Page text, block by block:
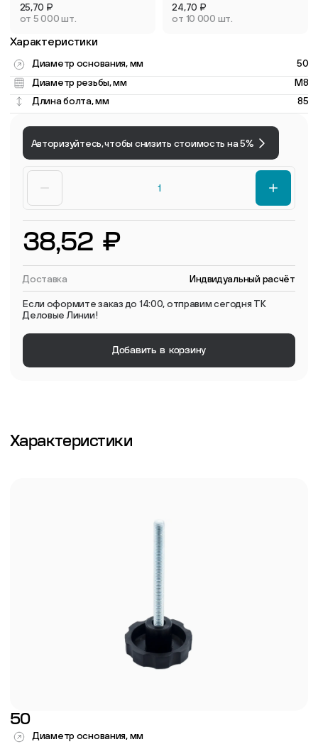
25,70 ₽
от 5 000 шт.
24,70 ₽
от 10 000 шт.
Характеристики
Диаметр основания, мм
50
Диаметр резьбы, мм
M8
Длина болта, мм
85
Авторизуйтесь, чтобы снизить стоимость на 5%
38,52 ₽
Доставка Индвидуальный расчёт
Если оформите заказ до 14:00, отправим сегодня ТК
Деловые Линии!
Добавить в корзину
Характеристики
50
Диаметр основания, мм